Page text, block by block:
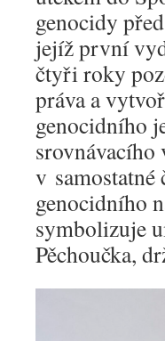
genocidy
jejíž první
čtyři roky
práva a
genocidního
srovnávacího
v samostatné
genocidního
symbolizuje
Pěchoučka,